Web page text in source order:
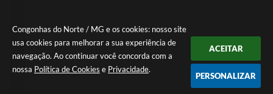
Congonhas do Norte / MG e os cookies: nosso site
usa cookies para melhorar a sua experiência de
navegação. Ao continuar você concorda com a
nossa Política de Cookies e Privacidade.
ACEITAR
PERSONALIZAR